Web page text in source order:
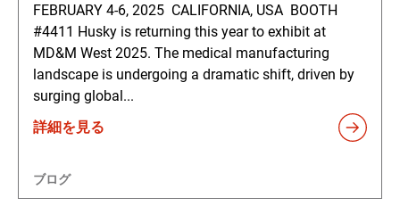
FEBRUARY 4-6, 2025 CALIFORNIA, USA BOOTH
#4411 Husky is returning this year to exhibit at
MD&M West 2025. The medical manufacturing
landscape is undergoing a dramatic shift, driven by
surging global...
詳細を見る
ブログ